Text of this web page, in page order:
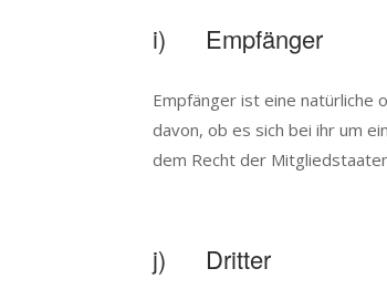
i) Empfänger
Empfänger ist eine natürliche
davon, ob es sich bei ihr um
dem Recht der
j) Dritter